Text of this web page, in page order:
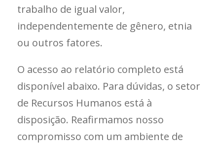
trabalho de igual valor,
independentemente de gênero, etnia
ou outros fatores.
O acesso ao relatório completo está
disponível abaixo. Para dúvidas, o setor
de Recursos Humanos está à
disposição. Reafirmamos nosso
compromisso com um ambiente de